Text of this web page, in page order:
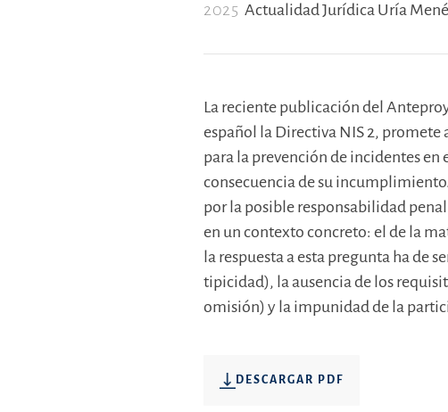
2025 Actualidad Jurídica Uría
La reciente publicación del
español la Directiva NIS 2,
para la prevención de incidentes en
consecuencia de su
por la posible responsabilidad
en un contexto concreto: el de la
la respuesta a esta pregunta ha de
tipicidad), la ausencia de los
omisión) y la impunidad de la
DESCARGAR PDF